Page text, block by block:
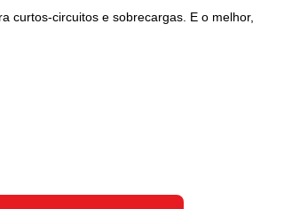
curtos-circuitos e sobrecargas. E o melhor,